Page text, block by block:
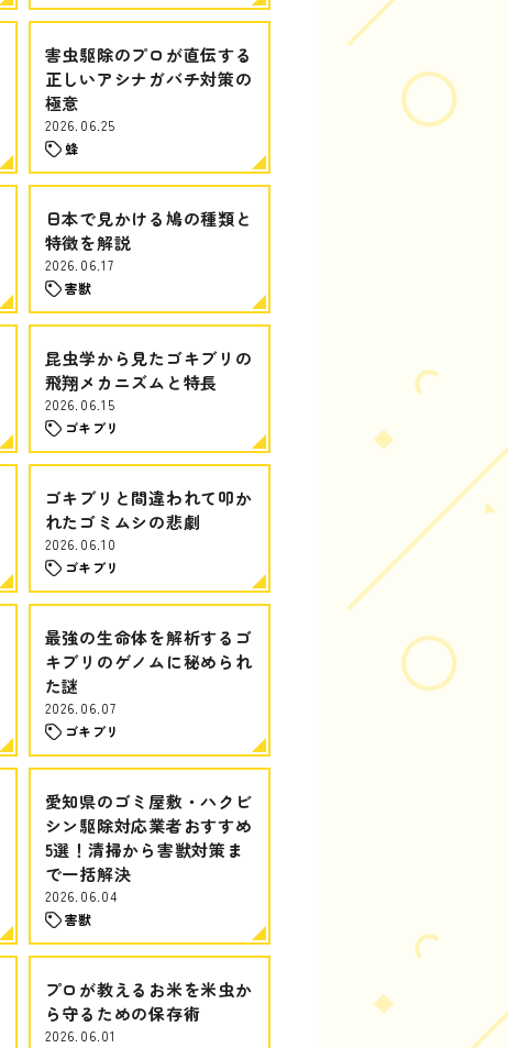
害虫駆除のプロが直伝する
正しいアシナガバチ対策の
極意
2026.06.25
蜂
日本で見かける鳩の種類と
特徴を解説
2026.06.17
害獣
昆虫学から見たゴキブリの
飛翔メカニズムと特長
2026.06.15
ゴキブリ
ゴキブリと間違われて叩か
れたゴミムシの悲劇
2026.06.10
ゴキブリ
最強の生命体を解析するゴ
キブリのゲノムに秘められ
た謎
2026.06.07
ゴキブリ
愛知県のゴミ屋敷・ハクビ
シン駆除対応業者おすすめ
5選！清掃から害獣対策ま
で一括解決
2026.06.04
害獣
プロが教えるお米を米虫か
ら守るための保存術
2026.06.01